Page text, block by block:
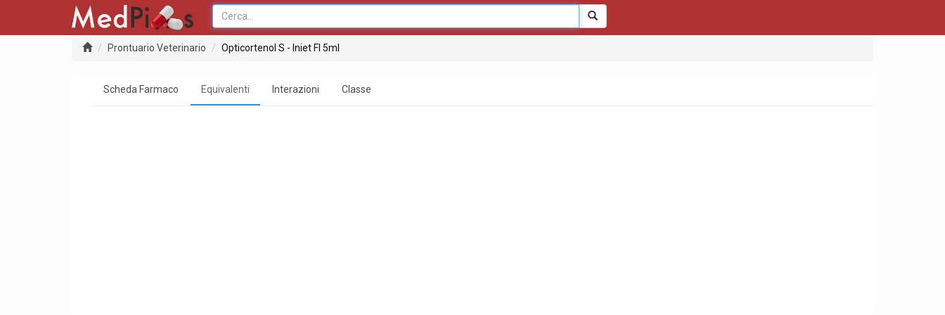
Prontuario Veterinario Opticortenol S - Iniet Fl 5ml
Scheda Farmaco Equivalenti Interazioni Classe